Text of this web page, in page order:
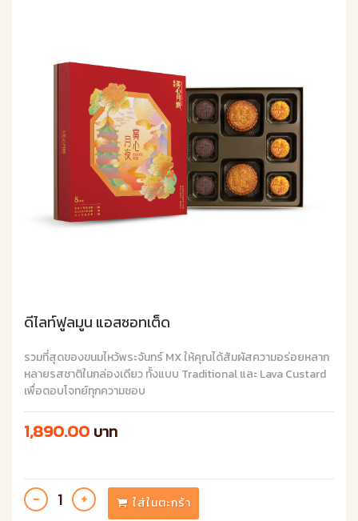
ดีไลท์ฟูลมูน แอสซอทเต็ด
รวมที่สุดของขนมไหว้พระจันทร์ MX ให้คุณได้สัมผัสความอร่อยหลาก
หลายรสชาติในกล่องเดียว ทั้งแบบ Traditional และ Lava Custard
เพื่อตอบโจทย์ทุกความชอบ
1,890.00 บาท
ใส่ในตะกร้า